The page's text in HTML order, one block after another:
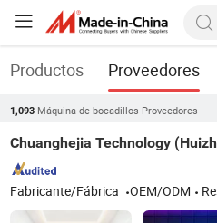
Productos Proveedores
1,093 Máquina de bocadillos Proveedores
Chuanghejia Technology
Fabricante/Fábrica OEM/ODM